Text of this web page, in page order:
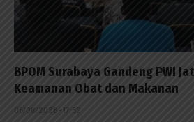
BPOM Surabaya Gandeng PWI
Keamanan Obat dan Makanan
06/08/2026 - 17:52